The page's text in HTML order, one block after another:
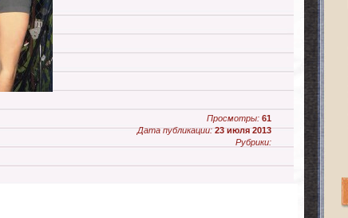
Просмотры: 61
Дата публикации: 23 июля 2013
Рубрики: